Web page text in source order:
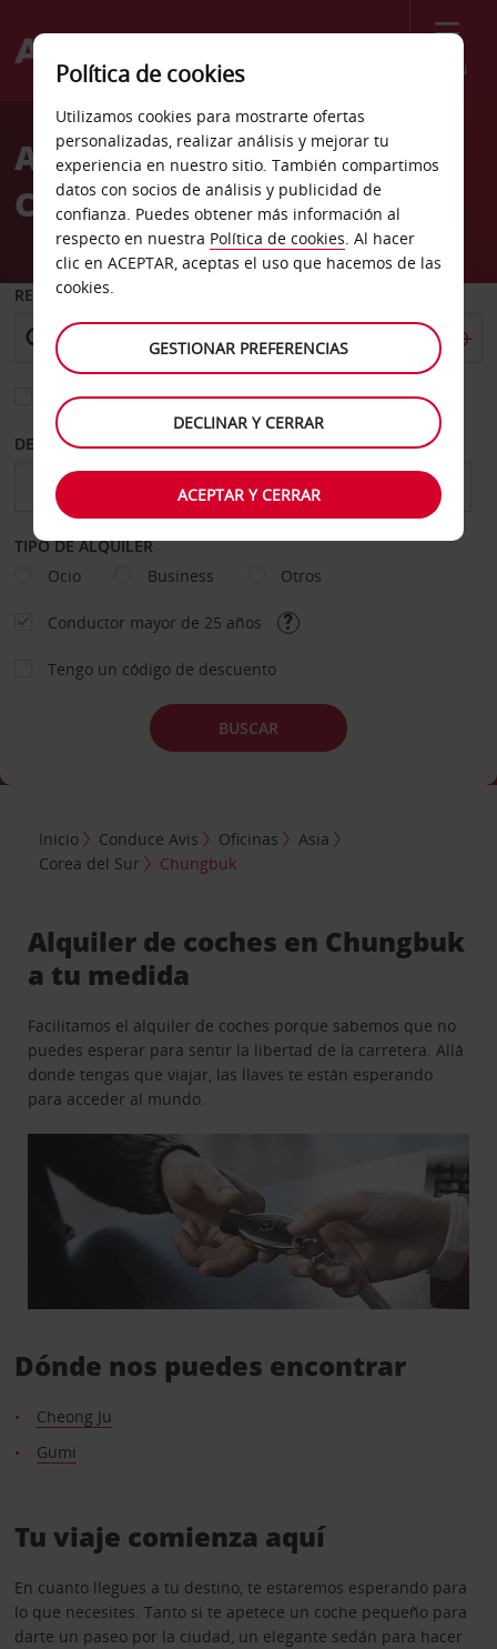
Menú
Welcome
AvisAlquiler de coches
Chungbuk
RECOGER EN
Elegir otra oficina de devolución
DESDE HASTA
TIPO DE ALQUILER
Ocio
Business Otros
Conductor mayor de 25 años
Tengo un código de descuento
BUSCAR
Inicio Conduce Avis Oficinas
Asia
Corea del Sur
Chungbuk
Alquiler de coches en Chungbuk
a tu medida
Facilitamos el alquiler de coches porque sabemos que no
puedes esperar para sentir la libertad de la carretera. Allá
donde tengas que viajar, las llaves te están esperando
para acceder al mundo.
Dónde nos puedes encontrar
Cheong Ju
Gumi
Tu viaje comienza aquí
En cuanto llegues a tu destino, te estaremos esperando para
lo que necesites. Tanto si te apetece un coche pequeño para
darte un paseo por la ciudad, un elegante sedán para hacer
Política de cookies
Utilizamos cookies para mostrarte ofertas
personalizadas, realizar análisis y mejorar tu
experiencia en nuestro sitio. También compartimos
datos con socios de análisis y publicidad de
confianza. Puedes obtener más información al
respecto en nuestra Política de cookies. Al hacer
clic en ACEPTAR, aceptas el uso que hacemos de las
cookies.
GESTIONAR PREFERENCIAS
DECLINAR Y CERRAR
ACEPTAR Y CERRAR